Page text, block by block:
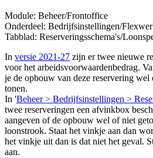
Module: Beheer/Frontoffice
Onderdeel: Bedrijfsinstellingen/
Tabblad: Reserveringsschema's/
In versie 2021-27 zijn er twee nieuwe
voor het arbeidsvoorwaardenbedrag.
je de opbouw van deze reservering
tonen.
In 'Beheer > Bedrijfsinstellingen >
twee reserveringen een afvinkbox
aangeven of de opbouw wel of niet
loonstrook. Staat het vinkje aan dan
het vinkje uit dan is dat niet het geval.
aan.